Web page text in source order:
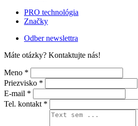
PRO technológia
Značky
Odber newslettra
Máte otázky? Kontaktujte nás!
Meno *
Priezvisko *
E-mail *
Tel. kontakt *